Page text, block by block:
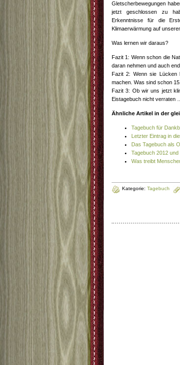
Gletscherbewegungen
jetzt geschlossen zu
Erkenntnisse für die
Klimaerwärmung auf
Was lernen wir daraus?
Fazit 1: Wenn schon die
daran nehmen und auch
Fazit 2: Wenn sie Lücken
machen. Was sind schon
Fazit 3: Ob wir uns jetzt
Eistagebuch nicht verraten …
Ähnliche Artikel in der
Tagebuch für
Letzter Eintrag in
Das Tagebuch als
Tagebuch 2012 und
Was treibt
Kategorie: Tagebuch